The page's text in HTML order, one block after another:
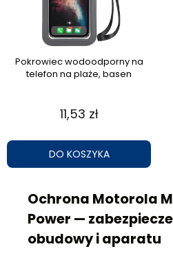
Pokrowiec wodoodporny na
telefon na plaże, basen
11,53 zł
DO KOSZYKA
Ochrona Motorola
Power —
obudowy i aparatu